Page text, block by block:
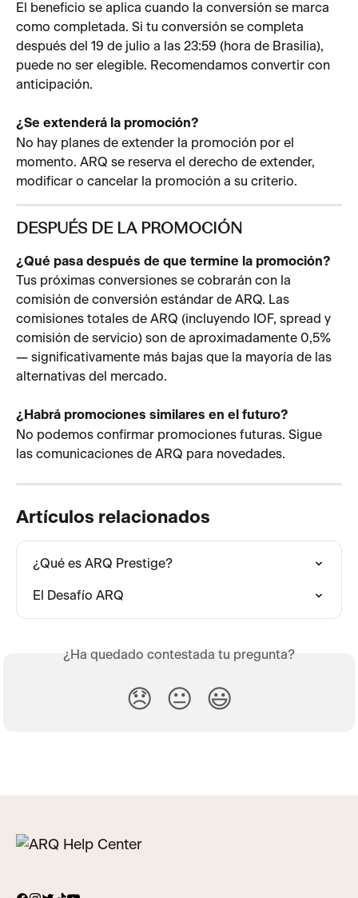
El beneficio se aplica cuando la conversión se marca
como completada. Si tu conversión se completa
después del 19 de julio a las 23:59 (hora de Brasilia),
puede no ser elegible. Recomendamos convertir con
anticipación.
¿Se extenderá la promoción?
No hay planes de extender la promoción por el
momento. ARQ se reserva el derecho de extender,
modificar o cancelar la promoción a su criterio.
DESPUÉS DE LA PROMOCIÓN
¿Qué pasa después de que termine la promoción?
Tus próximas conversiones se cobrarán con la
comisión de conversión estándar de ARQ. Las
comisiones totales de ARQ (incluyendo IOF, spread y
comisión de servicio) son de aproximadamente 0,5%
— significativamente más bajas que la mayoría de las
alternativas del mercado.
¿Habrá promociones similares en el futuro?
No podemos confirmar promociones futuras. Sigue
las comunicaciones de ARQ para novedades.
Artículos relacionados
¿Qué es ARQ Prestige?
El Desafío ARQ
¿Ha quedado contestada tu pregunta?
😞 😐 😃